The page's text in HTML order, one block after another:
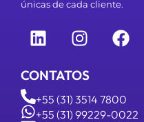
únicas de cada cliente.
CONTATOS
+55 (31) 3514 7800
+55 (31) 99229-0022